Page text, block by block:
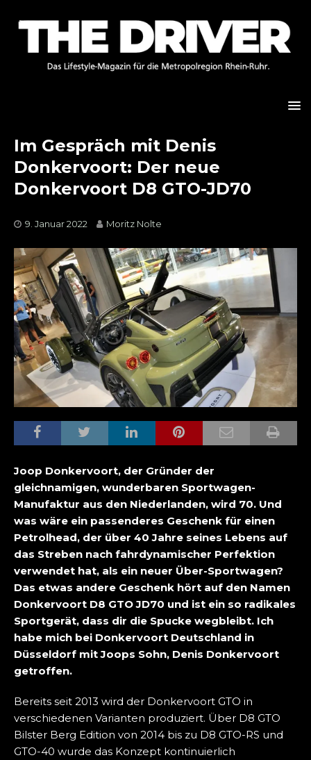
Im Gespräch mit Denis
Donkervoort: Der neue
Donkervoort D8 GTO-JD70
9. Januar 2022 Moritz Nolte
Joop Donkervoort, der Gründer der
gleichnamigen, wunderbaren Sportwagen-
Manufaktur aus den Niederlanden, wird 70. Und
was wäre ein passenderes Geschenk für einen
Petrolhead, der über 40 Jahre seines Lebens auf
das Streben nach fahrdynamischer Perfektion
verwendet hat, als ein neuer Über-Sportwagen?
Das etwas andere Geschenk hört auf den Namen
Donkervoort D8 GTO JD70 und ist ein so radikales
Sportgerät, dass dir die Spucke wegbleibt. Ich
habe mich bei Donkervoort Deutschland in
Düsseldorf mit Joops Sohn, Denis Donkervoort
getroffen.
Bereits seit 2013 wird der Donkervoort GTO in
verschiedenen Varianten produziert. Über D8 GTO
Bilster Berg Edition von 2014 bis zu D8 GTO-RS und
GTO-40 wurde das Konzept kontinuierlich